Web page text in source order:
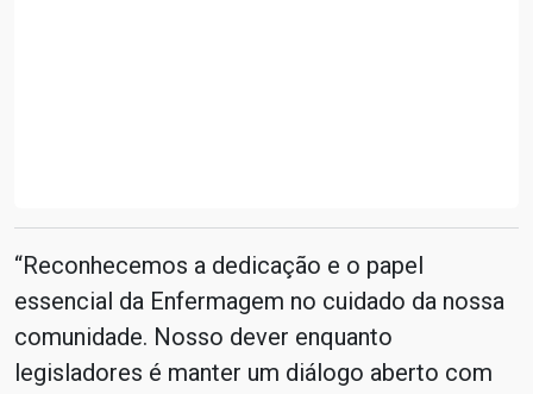
“Reconhecemos a dedicação e o papel
essencial da Enfermagem no cuidado da nossa
comunidade. Nosso dever enquanto
legisladores é manter um diálogo aberto com